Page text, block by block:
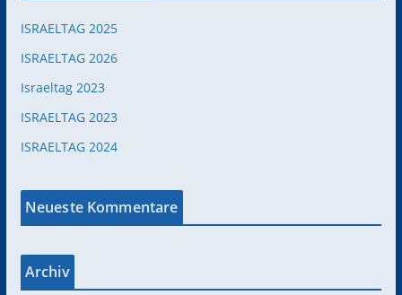
ISRAELTAG 2025
ISRAELTAG 2026
Israeltag 2023
ISRAELTAG 2023
ISRAELTAG 2024
Neueste Kommentare
Archiv